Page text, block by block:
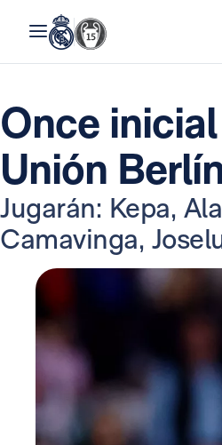
Once
Unión
Jugarán: Kepa,
Camavinga,